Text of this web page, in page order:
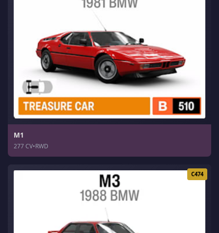
M1
277 CV•RWD
C474